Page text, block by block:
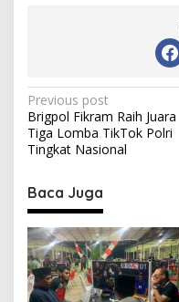
P
o
s
t
n
a
v
i
Previous post
Brigpol Fikram Raih Juara
Tiga Lomba TikTok Polri
Tingkat Nasional
Baca Juga